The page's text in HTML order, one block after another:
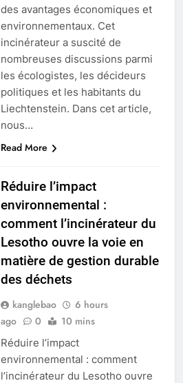
des avantages économiques et
environnementaux. Cet
incinérateur a suscité de
nombreuses discussions parmi
les écologistes, les décideurs
politiques et les habitants du
Liechtenstein. Dans cet article,
nous…
Read More
Réduire l’impact
environnemental :
comment l’incinérateur du
Lesotho ouvre la voie en
matière de gestion durable
des déchets
kanglebao
6 hours
ago
0 10 mins
Réduire l’impact
environnemental : comment
l’incinérateur du Lesotho ouvre